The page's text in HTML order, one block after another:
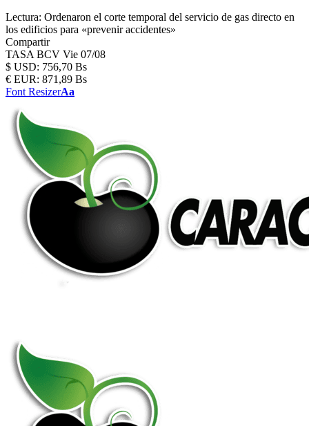
Lectura: Ordenaron el corte temporal del servicio de gas directo en
los edificios para «prevenir accidentes»
Compartir
TASA BCV Vie 07/08
$ USD: 756,70 Bs
€ EUR: 871,89 Bs
Font ResizerAa